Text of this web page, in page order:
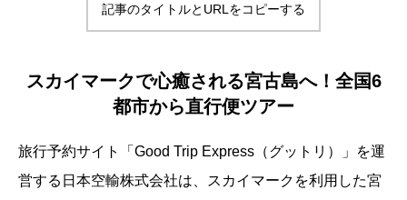
記事のタイトルとURLをコピーする
スカイマークで心癒される宮古島へ！全国6
都市から直行便ツアー
旅行予約サイト「Good Trip Express（グットリ）」を運
営する日本空輸株式会社は、スカイマークを利用した宮